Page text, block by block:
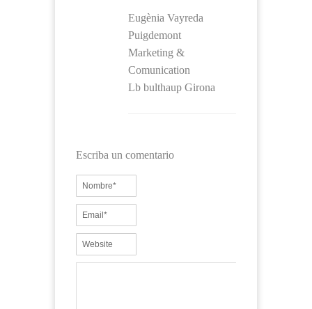
Eugènia Vayreda
Puigdemont
Marketing &
Comunication
Lb bulthaup Girona
Escriba un comentario